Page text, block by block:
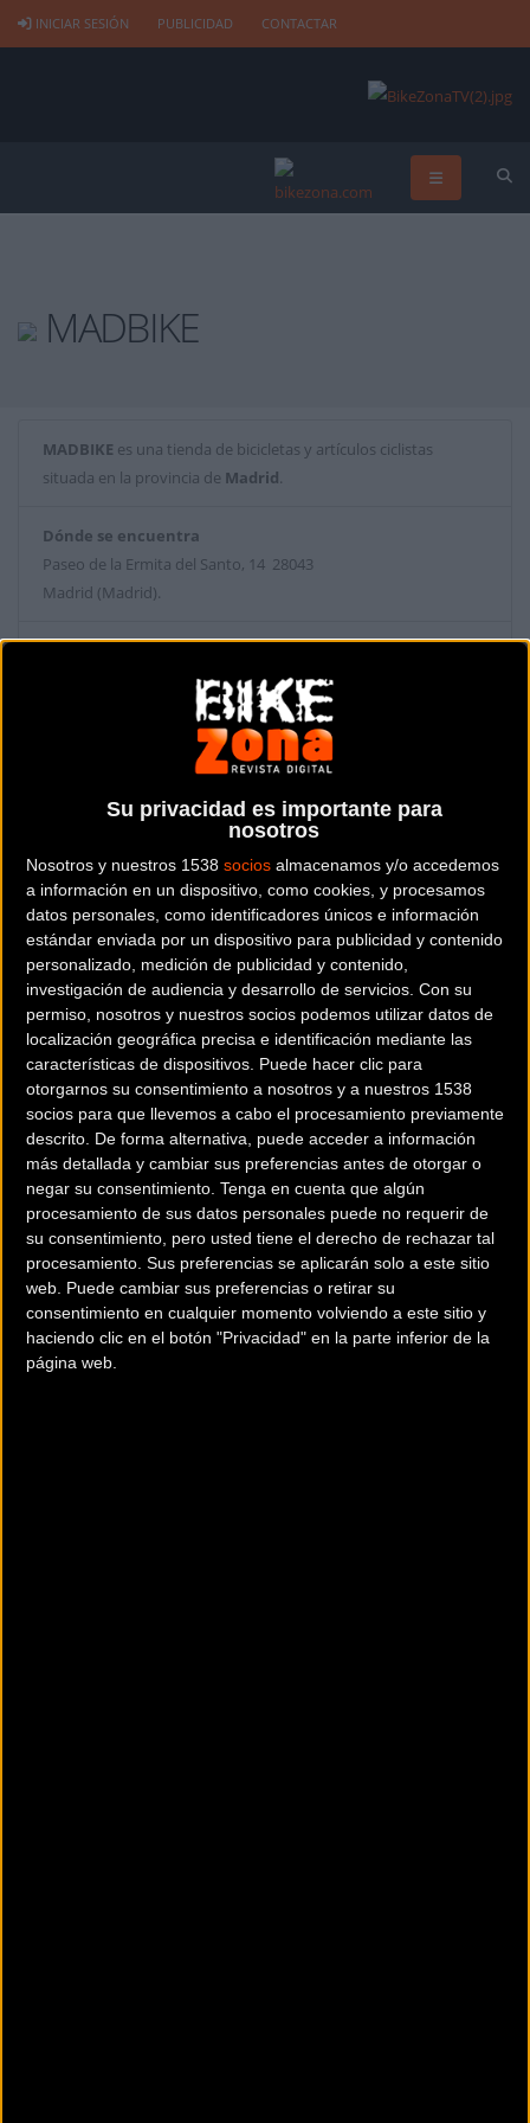
Su privacidad es importante para
nosotros
Nosotros y nuestros 1538 socios almacenamos y/o accedemos
a información en un dispositivo, como cookies, y procesamos
datos personales, como identificadores únicos e información
estándar enviada por un dispositivo para publicidad y contenido
personalizado, medición de publicidad y contenido,
investigación de audiencia y desarrollo de servicios. Con su
permiso, nosotros y nuestros socios podemos utilizar datos de
localización geográfica precisa e identificación mediante las
características de dispositivos. Puede hacer clic para
otorgarnos su consentimiento a nosotros y a nuestros 1538
socios para que llevemos a cabo el procesamiento previamente
descrito. De forma alternativa, puede acceder a información
más detallada y cambiar sus preferencias antes de otorgar o
negar su consentimiento. Tenga en cuenta que algún
procesamiento de sus datos personales puede no requerir de
su consentimiento, pero usted tiene el derecho de rechazar tal
procesamiento. Sus preferencias se aplicarán solo a este sitio
web. Puede cambiar sus preferencias o retirar su
consentimiento en cualquier momento volviendo a este sitio y
haciendo clic en el botón "Privacidad" en la parte inferior de la
página web.
INICIAR SESIÓN PUBLICIDAD CONTACTAR
MADBIKE
MADBIKE es una tienda de bicicletas y artículos ciclistas
situada en la provincia de Madrid.
Dónde se encuentra
Paseo de la Ermita del Santo, 14 28043
Madrid (Madrid).
Web y RRSS de la tienda
Terms of use © 1987–2026 HERE
¿Eres el propietario de esta tienda? Descubre cómohacerte tienda
Premium para llegar a más clientes.
Comercios Bz Premium